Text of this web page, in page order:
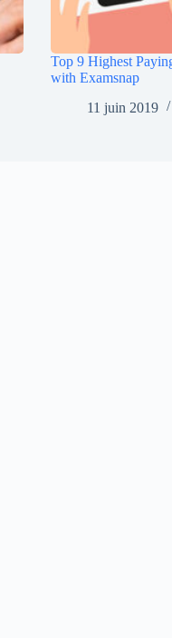
Top 9 Highest
with Examsnap
11 juin 2019